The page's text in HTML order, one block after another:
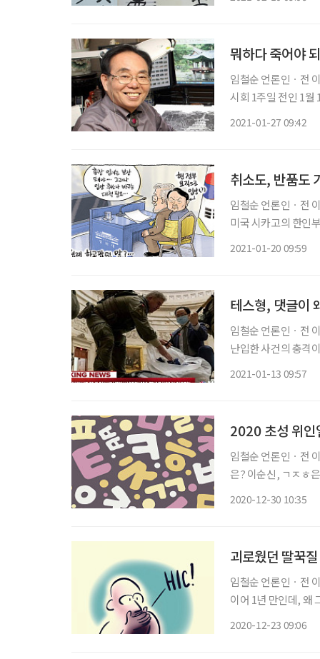
뭐하다 죽어야
임철순 언론인ㆍ전 이투데이 주필 20년간 국내외 문화
시회 1주일 전인 1월
2021-01-27 09:42
취소도, 반품도
임철순 언론인ㆍ전 이투데이 주필 지금으로부터 13년
미국 시카고의 한인
2021-01-20 09:59
테스형, 댓글이
임철순 언론인ㆍ전 이투데이 주필 트럼프 대통령을 지
난입한 사건의 충격
2021-01-13 09:57
2020 초성 위인
임철순 언론인ㆍ전 이투데이 주필 어린이 여러분, 우
은? 이순신, ㄱㅈㅎ
2020-12-30 10:35
괴로웠던 딸꾹
임철순 언론인ㆍ전 이투데이 주필 지난주 동네 의원에
이어 1년 만인데, 왜
2020-12-23 09:06